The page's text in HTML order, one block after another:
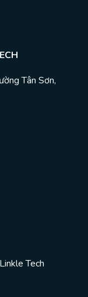
Tân Sơn,
Linkle Tech